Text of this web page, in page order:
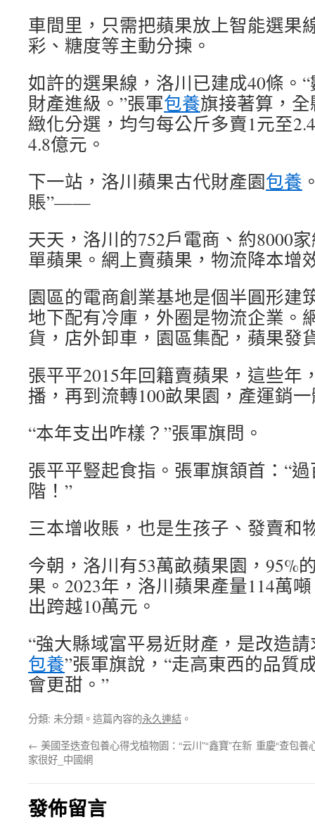
車間里，只需把蘋果放上智能選果
彩、糖度等主動分揀。
如許的選果線，洛川已建成40條。
財產進級。”張軍包養旗接著算，
緻化分選，均勻每公斤多賣1元至
4.8億元。
下一站，洛川蘋果古代財產園包養
賬”——
天天，洛川的752戶電商、約8000
單蘋果。網上賣蘋果，物流降本增
園區的電商創業基地是個半圓形建
地下配有冷庫，外圈是物流企業。
貨，店外卸車，園區集配，蘋果發
張平平2015年回籍賣蘋果，這些年
播，再到流轉100畝果園，產運銷
“本年支出咋樣？”張軍旗問。
張平平豎起食指。張軍旗頷首：“
階！”
三本增收賬，也是生孩子、發賣和
今朝，洛川有53萬畝蘋果園，95%
果。2023年，洛川蘋果產量114萬
出跨越10萬元。
“強大縣域富平易近財產，是改造
包養”張軍旗說，“走高東西的品質
會更甜。”
分類: 未分類。這篇內容的永久連結 。
← 美國圣迭查包養心得戈植物園：“云川”“鑫寶”在新
家很好_中國網
重慶“查包養
發佈留言